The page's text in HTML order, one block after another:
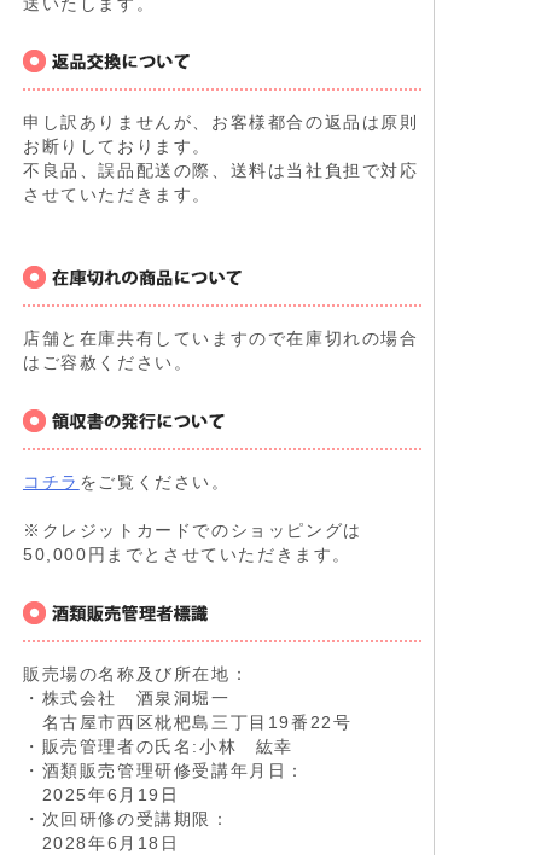
申し訳ありませんが、お客様都合の返品は原則
お断りしております。
不良品、誤品配送の際、送料は当社負担で対応
させていただきます。
店舗と在庫共有していますので在庫切れの場合
はご容赦ください。
コチラ をご覧ください。
※クレジットカードでのショッピングは
50,000円までとさせていただきます。
販売場の名称及び所在地：
・株式会社 酒泉洞堀一
名古屋市西区枇杷島三丁目19番22号
・販売管理者の氏名:小林 紘幸
・酒類販売管理研修受講年月日：
2025年6月19日
・次回研修の受講期限：
2028年6月18日